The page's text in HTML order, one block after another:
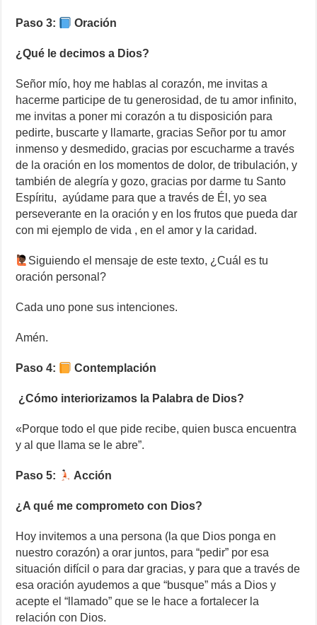
Paso 3: Oración
¿Qué le decimos a Dios?
Señor mío, hoy me hablas al corazón, me invitas a
hacerme participe de tu generosidad, de tu amor infinito,
me invitas a poner mi corazón a tu disposición para
pedirte, buscarte y llamarte, gracias Señor por tu amor
inmenso y desmedido, gracias por escucharme a través
de la oración en los momentos de dolor, de tribulación, y
también de alegría y gozo, gracias por darme tu Santo
Espíritu, ayúdame para que a través de Él, yo sea
perseverante en la oración y en los frutos que pueda dar
con mi ejemplo de vida , en el amor y la caridad.
Siguiendo el mensaje de este texto, ¿Cuál es tu
oración personal?
Cada uno pone sus intenciones.
Amén.
Paso 4: Contemplación
¿Cómo interiorizamos la Palabra de Dios?
«Porque todo el que pide recibe, quien busca encuentra
y al que llama se le abre”.
Paso 5: Acción
¿A qué me comprometo con Dios?
Hoy invitemos a una persona (la que Dios ponga en
nuestro corazón) a orar juntos, para “pedir” por esa
situación difícil o para dar gracias, y para que a través de
esa oración ayudemos a que “busque” más a Dios y
acepte el “llamado” que se le hace a fortalecer la
relación con Dios.